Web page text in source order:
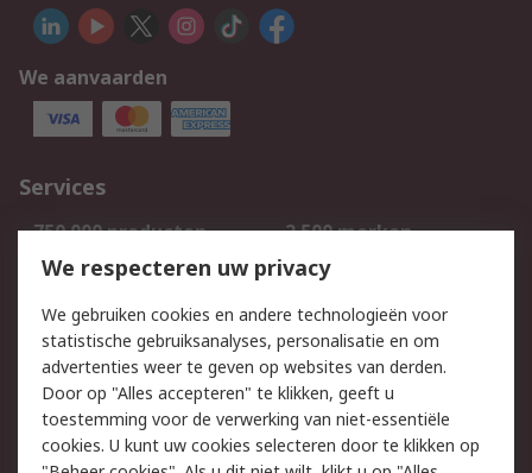
We aanvaarden
Services
750.000 producten
2.500 merken
Bestellen
Inkoopoplossingen
Track & Trace
Wettelijk
Cookiebeleid
Email veiligheid
We respecteren uw privacy
We gebruiken cookies en andere technologieën voor
statistische gebruiksanalyses, personalisatie en om
advertenties weer te geven op websites van derden.
Door op "Alles accepteren" te klikken, geeft u
toestemming voor de verwerking van niet-essentiële
cookies. U kunt uw cookies selecteren door te klikken op